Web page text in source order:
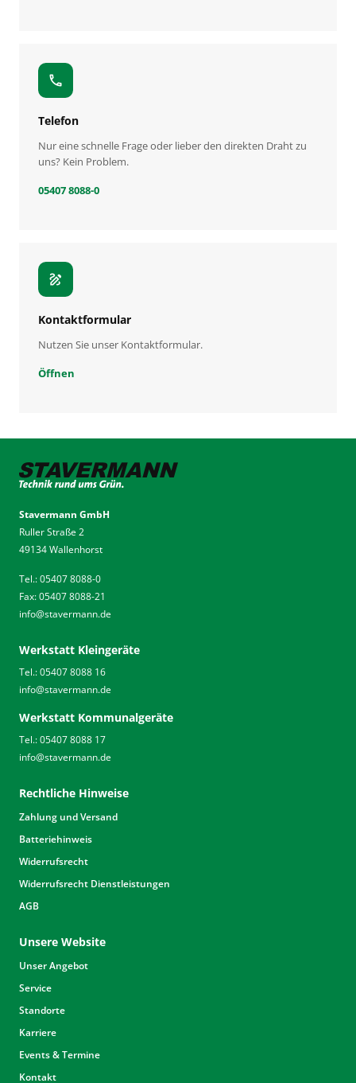
call
Telefon
Nur eine schnelle Frage oder lieber den direkten Draht zu
uns? Kein Problem.
05407 8088-0
draw
Kontaktformular
Nutzen Sie unser Kontaktformular.
Öffnen
Stavermann GmbH
Ruller Straße 2
49134 Wallenhorst
Tel.: 05407 8088-0
Fax: 05407 8088-21
info@stavermann.de
Werkstatt Kleingeräte
Tel.: 05407 8088 16
info@stavermann.de
Werkstatt Kommunalgeräte
Tel.: 05407 8088 17
info@stavermann.de
Rechtliche Hinweise
Zahlung und Versand
Batteriehinweis
Widerrufsrecht
Widerrufsrecht Dienstleistungen
AGB
Unsere Website
Unser Angebot
Service
Standorte
Karriere
Events & Termine
Kontakt